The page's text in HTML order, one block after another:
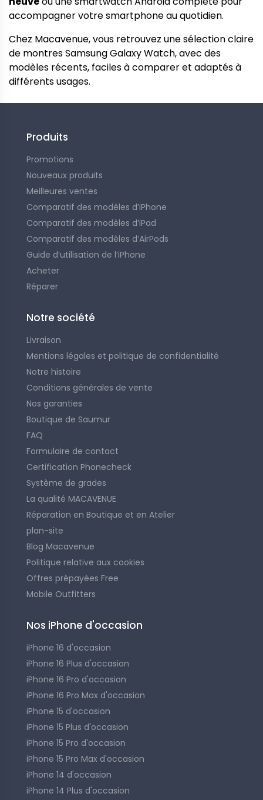
accompagner votre smartphone au quotidien.
Chez Macavenue, vous retrouvez une sélection claire
de montres Samsung Galaxy Watch, avec des
modèles récents, faciles à comparer et adaptés à
différents usages.
Produits
Promotions
Nouveaux produits
Meilleures ventes
Comparatif des modèles d’iPhone
Comparatif des modèles d’iPad
Comparatif des modèles d’AirPods
Guide d’utilisation de l’iPhone
Acheter
Réparer
Notre société
Livraison
Mentions légales et politique de confidentialité
Notre histoire
Conditions générales de vente
Nos garanties
Boutique de Saumur
FAQ
Formulaire de contact
Certification Phonecheck
Système de grades
La qualité MACAVENUE
Réparation en Boutique et en Atelier
plan-site
Blog Macavenue
Politique relative aux cookies
Offres prépayées Free
Mobile Outfitters
Nos iPhone d'occasion
iPhone 16 d'occasion
iPhone 16 Plus d'occasion
iPhone 16 Pro d'occasion
iPhone 16 Pro Max d'occasion
iPhone 15 d'occasion
iPhone 15 Plus d'occasion
iPhone 15 Pro d'occasion
iPhone 15 Pro Max d'occasion
iPhone 14 d'occasion
iPhone 14 Plus d'occasion